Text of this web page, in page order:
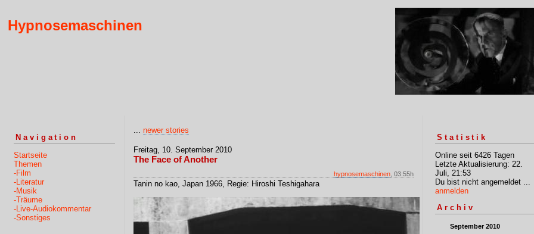
Hypnosemaschinen
Navigation
Startseite
Themen
-Film
-Literatur
-Musik
-Träume
-Live-Audiokommentar
-Sonstiges
... newer stories
Freitag, 10. September 2010
The Face of Another
hypnosemaschinen , 03:55h
Tanin no kao, Japan 1966, Regie: Hiroshi Teshigahara
Statistik
Online seit 6426 Tagen
Letzte Aktualisierung: 22.
Juli, 21:53
Du bist nicht angemeldet ...
anmelden
Archiv
September 2010